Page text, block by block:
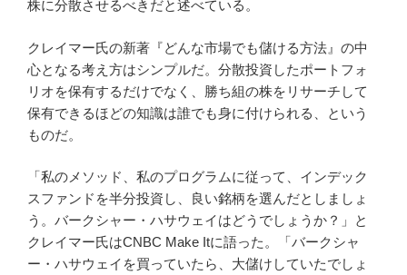
株に分散させるべきだと述べている。
クレイマー氏の新著『どんな市場でも儲ける方法』の中
心となる考え方はシンプルだ。分散投資したポートフォ
リオを保有するだけでなく、勝ち組の株をリサーチして
保有できるほどの知識は誰でも身に付けられる、という
ものだ。
「私のメソッド、私のプログラムに従って、インデック
スファンドを半分投資し、良い銘柄を選んだとしましょ
う。バークシャー・ハサウェイはどうでしょうか？」と
クレイマー氏はCNBC Make Itに語った。「バークシャ
ー・ハサウェイを買っていたら、大儲けしていたでしょ